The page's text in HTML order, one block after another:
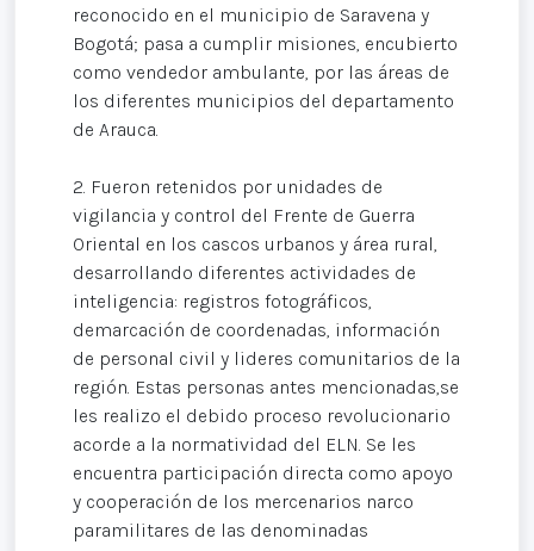
reconocido en el municipio de Saravena y
Bogotá; pasa a cumplir misiones, encubierto
como vendedor ambulante, por las áreas de
los diferentes municipios del departamento
de Arauca.
2. Fueron retenidos por unidades de
vigilancia y control del Frente de Guerra
Oriental en los cascos urbanos y área rural,
desarrollando diferentes actividades de
inteligencia: registros fotográficos,
demarcación de coordenadas, información
de personal civil y lideres comunitarios de la
región. Estas personas antes mencionadas,se
les realizo el debido proceso revolucionario
acorde a la normatividad del ELN. Se les
encuentra participación directa como apoyo
y cooperación de los mercenarios narco
paramilitares de las denominadas